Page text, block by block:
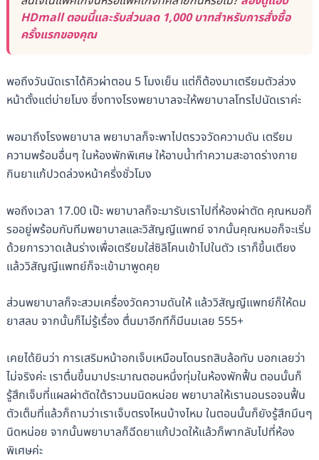
HDmall ตอนนี้และรับส่วนลด 1,000 บาทสำหรับการสั่งซื้อ
ครั้งแรกของคุณ
พอถึงวันนัดเราได้คิวผ่าตอน 5 โมงเย็น แต่ก็ต้องมาเตรียมตัวล่วง
หน้าตั้งแต่บ่ายโมง ซึ่งทางโรงพยาบาลจะให้พยาบาลโทรไปนัดเราค่ะ
พอมาถึงโรงพยาบาล พยาบาลก็จะพาไปตรวจวัดความดัน เตรียม
ความพร้อมอื่นๆ ในห้องพักพิเศษ ให้อาบน้ำทำความสะอาดร่างกาย
กินยาแก้ปวดล่วงหน้าครึ่งชั่วโมง
พอถึงเวลา 17.00 เป๊ะ พยาบาลก็จะมารับเราไปที่ห้องผ่าตัด คุณหมอก็
รออยู่พร้อมกับทีมพยาบาลและวิสัญญีแพทย์ จากนั้นคุณหมอก็จะเริ่ม
ด้วยการวาดเส้นร่างเพื่อเตรียมใส่ซิลิโคนเข้าไปในตัว เราก็ขึ้นเตียง
แล้ววิสัญญีแพทย์ก็จะเข้ามาพูดคุย
ส่วนพยาบาลก็จะสวมเครื่องวัดความดันให้ แล้ววิสัญญีแพทย์ก็ให้ดม
ยาสลบ จากนั้นก็ไม่รู้เรื่อง ตื่นมาอีกทีก็มีนมเลย 555+
เคยได้ยินว่า การเสริมหน้าอกเจ็บเหมือนโดนรถสิบล้อทับ บอกเลยว่า
ไม่จริงค่ะ เราตื่นขึ้นมาประมาณตอนหนึ่งทุ่มในห้องพักฟื้น ตอนนั้นก็
รู้สึกเจ็บที่แผลผ่าตัดใต้ราวนมนิดหน่อย พยาบาลให้เรานอนรอจนฟื้น
ตัวเต็มที่แล้วก็ถามว่าเราเจ็บตรงไหนบ้างไหม ในตอนนั้นก็ยังรู้สึกมึนๆ
นิดหน่อย จากนั้นพยาบาลก็ฉีดยาแก้ปวดให้แล้วก็พากลับไปที่ห้อง
พิเศษค่ะ